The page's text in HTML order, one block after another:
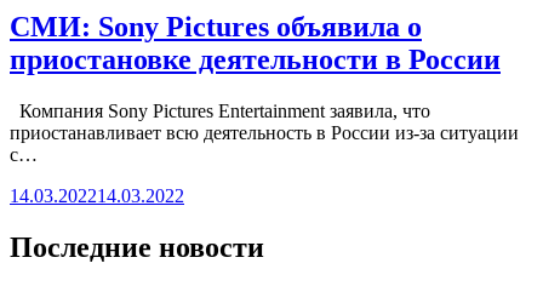
СМИ: Sony Pictures объявила о
приостановке деятельности в России
Компания Sony Pictures Entertainment заявила, что
приостанавливает всю деятельность в России из-за ситуации
с…
14.03.202214.03.2022
Последние новости